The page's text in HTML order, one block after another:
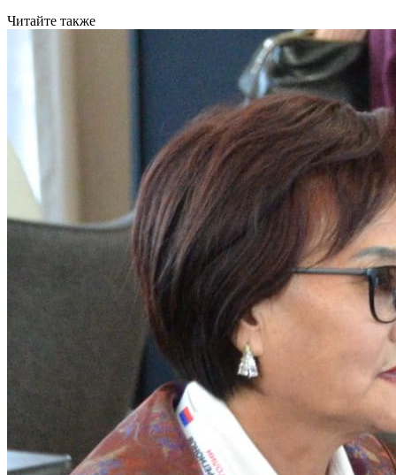
Читайте также